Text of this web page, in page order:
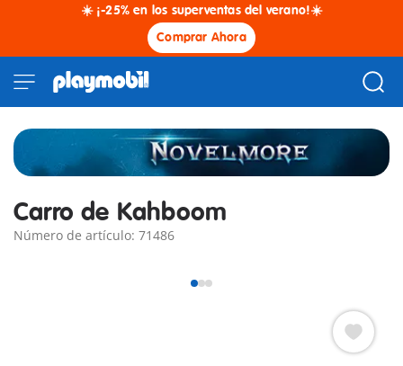
☀️ ¡-25% en los superventas del verano!☀️
Comprar Ahora
Carro de Kahboom
Número de artículo: 71486